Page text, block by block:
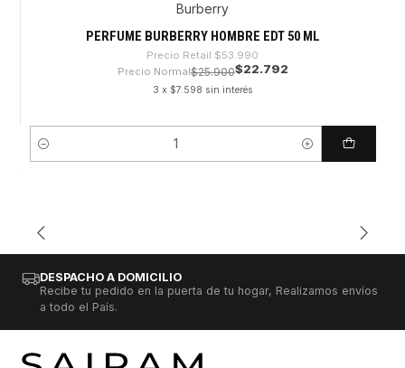
Burberry
PERFUME BURBERRY HOMBRE EDT 50 ML
Precio Retail $53.990
Precio Normal$25.900$22.792
3 x $7.598 sin interés
Cantidad
DESPACHO A DOMICILIO
Recibe tu pedido en la puerta de tu hogar, Realizamos envíos
a todo el País.